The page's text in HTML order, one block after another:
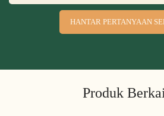
HANTAR PERTANYAAN
Produk